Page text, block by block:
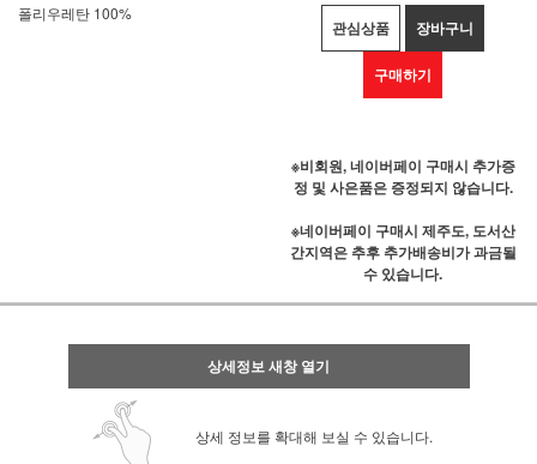
폴리우레탄 100%
관심상품 장바구니
구매하기
※비회원, 네이버페이 구매시 추가증
정 및 사은품은 증정되지 않습니다.
※네이버페이 구매시 제주도, 도서산
간지역은 추후 추가배송비가 과금될
수 있습니다.
상세정보 새창 열기
상세 정보를 확대해 보실 수 있습니다.